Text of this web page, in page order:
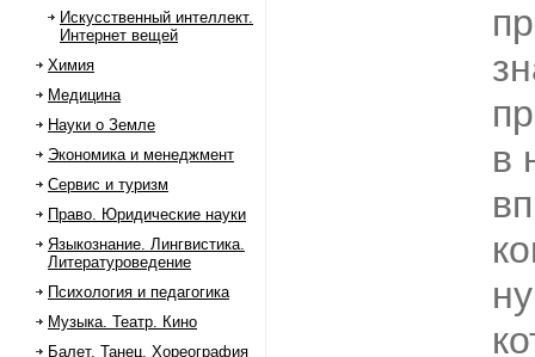
Искусственный интеллект.
Интернет вещей
Химия
Медицина
Науки о Земле
Экономика и менеджмент
Сервис и туризм
Право. Юридические науки
Языкознание. Лингвистика.
Литературоведение
Психология и педагогика
Музыка. Театр. Кино
Балет. Танец. Хореография
в